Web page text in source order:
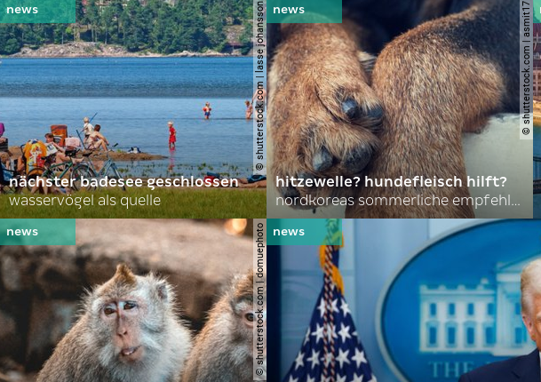
© shutterstock.com | lasse johansson
nächster badesee geschlossen
wasservögel als quelle
© shutterstock.com | asmit17
hitzewelle? hundefleisch hilft?
nordkoreas sommerliche empfehlungen
© shutterstock.com | domuephoto